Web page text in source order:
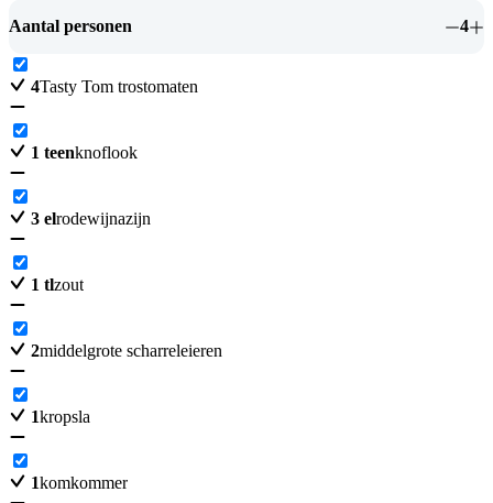
Aantal personen 4
4Tasty Tom trostomaten
1 teenknoflook
3 elrodewijnazijn
1 tlzout
2middelgrote scharreleieren
1kropsla
1komkommer